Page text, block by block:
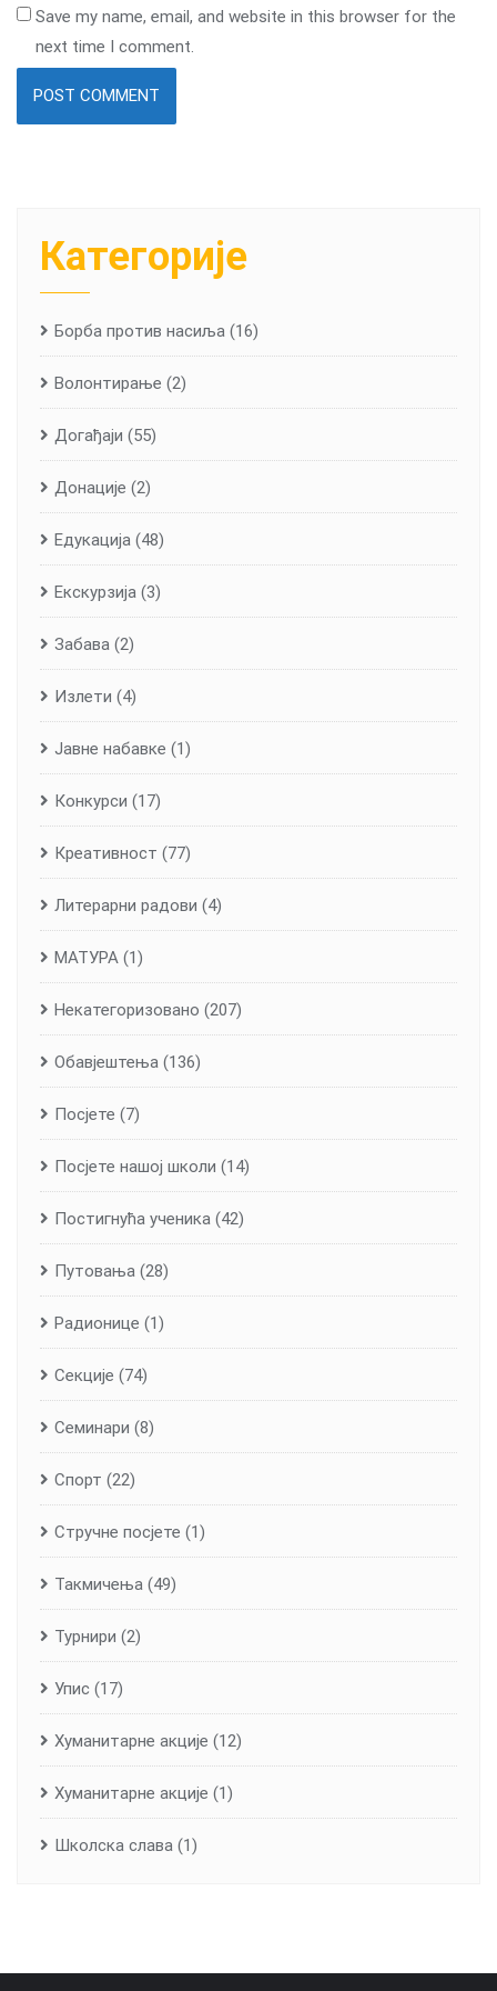
Save my name, email, and website in this browser for the
next time I comment.
Категорије
Борба против насиља (16)
Волонтирање (2)
Догађаји (55)
Донације (2)
Едукација (48)
Екскурзија (3)
Забава (2)
Излети (4)
Јавне набавке (1)
Конкурси (17)
Креативност (77)
Литерарни радови (4)
МАТУРА (1)
Некатегоризовано (207)
Обавјештења (136)
Посјете (7)
Посјете нашој школи (14)
Постигнућа ученика (42)
Путовања (28)
Радионице (1)
Секције (74)
Семинари (8)
Спорт (22)
Стручне посјете (1)
Такмичења (49)
Турнири (2)
Упис (17)
Хуманитарне aкције (12)
Хуманитарне акције (1)
Школска слава (1)